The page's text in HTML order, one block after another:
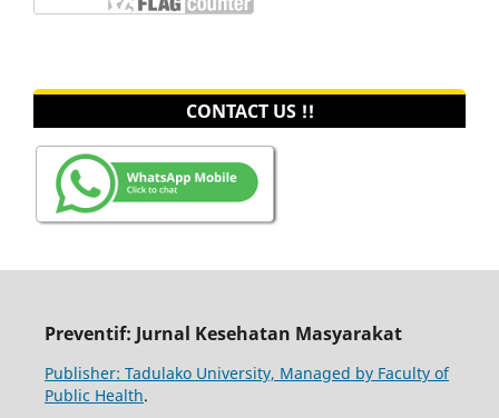
CONTACT US !!
Preventif: Jurnal Kesehatan Masyarakat
Publisher: Tadulako University, Managed by Faculty of
Public Health.